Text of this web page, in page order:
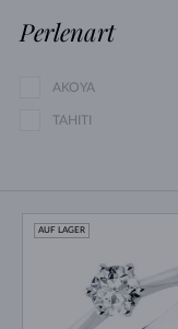
Perlenart
AKOYA
TAHITI
AUF LAGER